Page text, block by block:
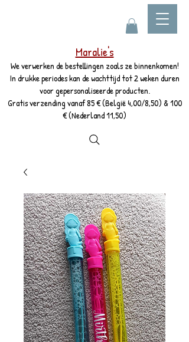
Maralie's
We verwerken de bestellingen zoals ze binnenkomen!
In drukke periodes kan de wachttijd tot 2 weken duren
voor gepersonaliseerde producten.
Gratis verzending vanaf 85 € (België 4,00/8,50) & 100
€ (Nederland 11,50)